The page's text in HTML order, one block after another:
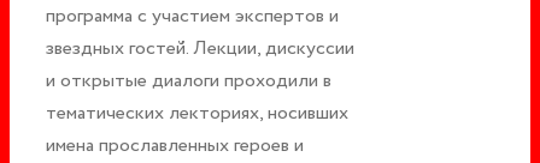
программа с участием экспертов и
звездных гостей. Лекции, дискуссии
и открытые диалоги проходили в
тематических лекториях, носивших
имена прославленных героев и